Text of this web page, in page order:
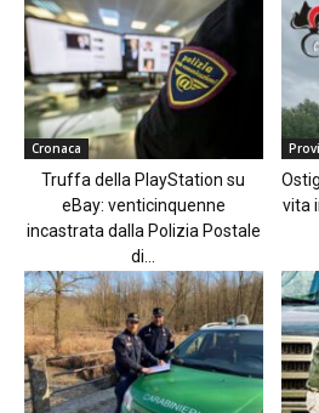
Cronaca
Truffa della PlayStation su
eBay: venticinquenne
incastrata dalla Polizia Postale
di...
vita